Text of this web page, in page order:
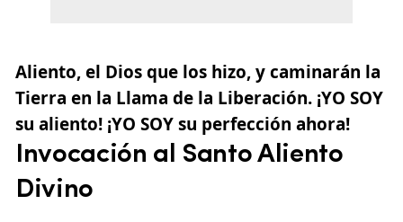
Aliento, el Dios que los hizo, y caminarán la
Tierra en la Llama de la Liberación. ¡YO SOY
su aliento! ¡YO SOYsu perfección ahora!
Invocación al Santo Aliento
Divino